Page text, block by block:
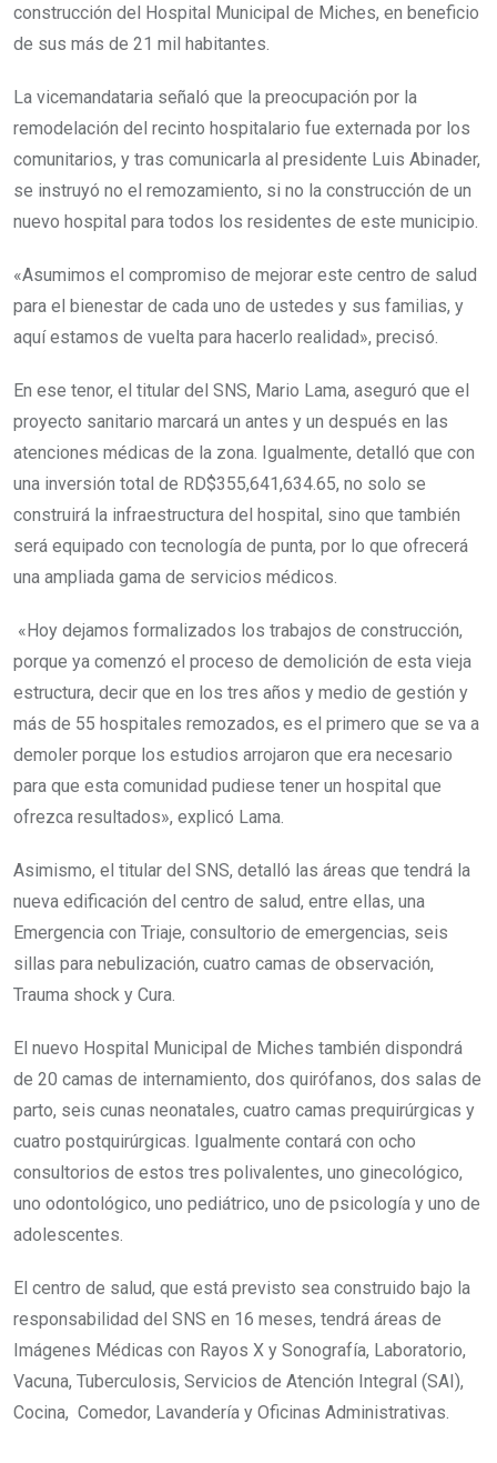
construcción del Hospital Municipal de Miches, en beneficio
de sus más de 21 mil habitantes.
La vicemandataria señaló que la preocupación por la
remodelación del recinto hospitalario fue externada por los
comunitarios, y tras comunicarla al presidente Luis Abinader,
se instruyó no el remozamiento, si no la construcción de un
nuevo hospital para todos los residentes de este municipio.
«Asumimos el compromiso de mejorar este centro de salud
para el bienestar de cada uno de ustedes y sus familias, y
aquí estamos de vuelta para hacerlo realidad», precisó.
En ese tenor, el titular del SNS, Mario Lama, aseguró que el
proyecto sanitario marcará un antes y un después en las
atenciones médicas de la zona. Igualmente, detalló que con
una inversión total de RD$355,641,634.65, no solo se
construirá la infraestructura del hospital, sino que también
será equipado con tecnología de punta, por lo que ofrecerá
una ampliada gama de servicios médicos.
«Hoy dejamos formalizados los trabajos de construcción,
porque ya comenzó el proceso de demolición de esta vieja
estructura, decir que en los tres años y medio de gestión y
más de 55 hospitales remozados, es el primero que se va a
demoler porque los estudios arrojaron que era necesario
para que esta comunidad pudiese tener un hospital que
ofrezca resultados», explicó Lama.
Asimismo, el titular del SNS, detalló las áreas que tendrá la
nueva edificación del centro de salud, entre ellas, una
Emergencia con Triaje, consultorio de emergencias, seis
sillas para nebulización, cuatro camas de observación,
Trauma shock y Cura.
El nuevo Hospital Municipal de Miches también dispondrá
de 20 camas de internamiento, dos quirófanos, dos salas de
parto, seis cunas neonatales, cuatro camas prequirúrgicas y
cuatro postquirúrgicas. Igualmente contará con ocho
consultorios de estos tres polivalentes, uno ginecológico,
uno odontológico, uno pediátrico, uno de psicología y uno de
adolescentes.
El centro de salud, que está previsto sea construido bajo la
responsabilidad del SNS en 16 meses, tendrá áreas de
Imágenes Médicas con Rayos X y Sonografía, Laboratorio,
Vacuna, Tuberculosis, Servicios de Atención Integral (SAI),
Cocina, Comedor, Lavandería y Oficinas Administrativas.